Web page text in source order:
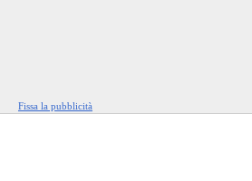
Fissa la pubblicità